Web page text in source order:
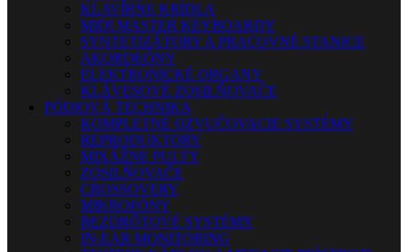
KLAVÍRNE KRÍDLA
MIDI MASTER KEYBOARDY
SYNTETIZÁTORY A PRACOVNÉ STANICE
AKORDEÓNY
ELEKTRONICKÉ ORGANY
KLÁVESOVÉ ZOSILŇOVAČE
PÓDIOVÁ TECHNIKA
KOMPLETNÉ OZVUČOVACIE SYSTÉMY
REPRODUKTORY
MIXÁŽNE PULTY
ZOSILŇOVAČE
CROSSOVERY
MIKROFÓNY
BEZDRÔTOVÉ SYSTÉMY
IN-EAR MONITORING